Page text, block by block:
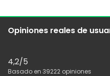
Opiniones reales de
4,2/5
Basado en 39222 opiniones